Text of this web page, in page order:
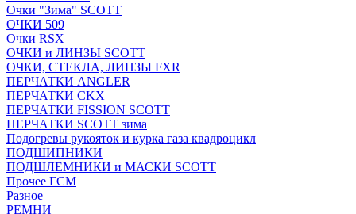
Очки "Зима" SCOTT
ОЧКИ 509
Очки RSX
ОЧКИ и ЛИНЗЫ SCOTT
ОЧКИ, СТЕКЛА, ЛИНЗЫ FXR
ПЕРЧАТКИ ANGLER
ПЕРЧАТКИ CKX
ПЕРЧАТКИ FISSION SCOTT
ПЕРЧАТКИ SCOTT зима
Подогревы рукояток и курка газа квадроцикл
ПОДШИПНИКИ
ПОДШЛЕМНИКИ и МАСКИ SCOTT
Прочее ГСМ
Разное
РЕМНИ